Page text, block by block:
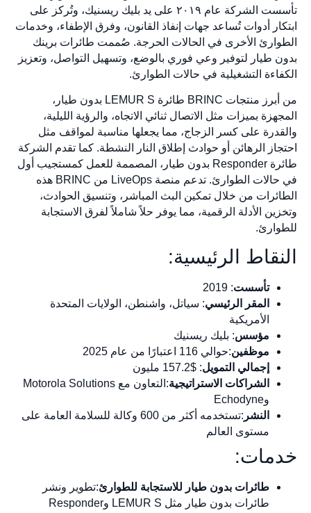
تأسست الشركة عام ٢٠١٩ على يد بليك ريسنيك، وتُركز على
ابتكار أدوات تُساعد جهات إنفاذ القانون، وفرق الإطفاء، وخدمات
الطوارئ الأخرى في الحالات الحرجة. صُممت طائرات برينك
بدون طيار لتوفير وعي فوري بالوضع، وتسهيل التواصل، وتعزيز
الكفاءة التشغيلية في حالات الطوارئ.
من أبرز منتجات BRINC طائرة LEMUR S بدون طيار،
المجهزة بميزات مثل الاتصال ثنائي الاتجاه، والرؤية الليلية،
والقدرة على كسر الزجاج، مما يجعلها مناسبة لمواقف مثل
احتجاز الرهائن أو حوادث إطلاق النار النشطة. كما تقدم الشركة
طائرة Responder بدون طيار، المصممة للعمل كمستجيب أول
في حالات الطوارئ. تدعم منصة LiveOps من BRINC هذه
الطائرات من خلال تمكين البث المباشر، وتنسيق الحوادث،
وتخزين الأدلة الرقمية، مما يوفر حلاً شاملاً لفرق الاستجابة
للطوارئ.
النقاط الرئيسية:
تأسست: 2019
المقر الرئيسي: سياتل، واشنطن، الولايات المتحدة
الأمريكية
مؤسس: بليك ريسنيك
موظفين:حوالي 116 اعتبارًا من عام 2025
إجمالي التمويل: $157.2 مليون
الشراكات الاستراتيجية
:التعاون مع Motorola Solutions
وEchodyne
النشر
:تستخدمه أكثر من 600 وكالة للسلامة العامة على
مستوى العالم
خدمات:
طائرات بدون طيار للاستجابة للطوارئ:تطوير ونشر
طائرات بدون طيار مثل LEMUR S وResponder